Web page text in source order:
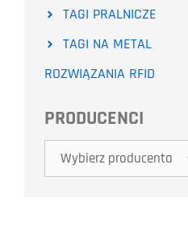
TAGI PRALNICZE
TAGI NA METAL
ROZWIĄZANIA RFID
PRODUCENCI